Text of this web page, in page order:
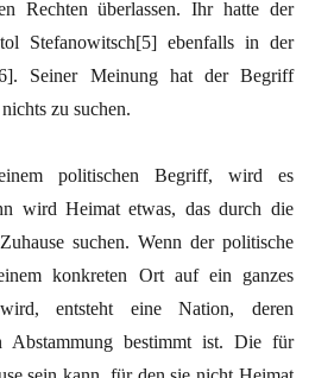
Rechten überlassen. Ihr hatte der
Stefanowitsch[5] ebenfalls in der
Seiner Meinung hat der Begriff
zu suchen.
politischen Begriff, wird es
wird Heimat etwas, das durch die
suchen. Wenn der politische
konkreten Ort auf ein ganzes
entsteht eine Nation, deren
Abstammung bestimmt ist. Die für